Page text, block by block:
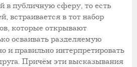
в публичную сферу, то есть
встраивается в тот набор
которые открывают
осваивать разделяемую
и правильно интерпретировать
Причём эти высказывания